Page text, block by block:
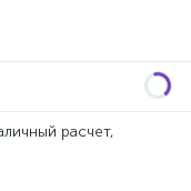
расчет,